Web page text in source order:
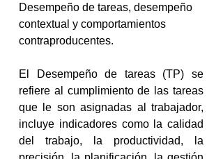
Desempeño de tareas, desempeño
contextual y comportamientos
contraproducentes.
El Desempeño de tareas (TP) se
refiere al cumplimiento de las tareas
que le son asignadas al trabajador,
incluye indicadores como la calidad
del trabajo, la productividad, la